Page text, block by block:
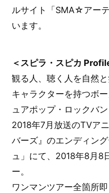
ルサイト「SMA☆アー
います。
＜スピラ・スピカ
観る人、聴く人を自然
キャラクターを持つボ
ュアポップ・ロックバン
2018年7月放送のTVア
バーズ』のエンディン
ュ」にて、2018年8月8
ー。
ワンマンツアー全箇所